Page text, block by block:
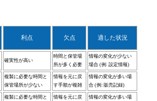
利点 欠点 適した状況
確実性が高い
時間と保管場
所が多く必要
情報の変化が少ない
場合 (例: 設定情報)
複製に必要な時間と
保管場所が少ない
情報を元に戻
す手順が複雑
情報の変化が多い場
合 (例: 販売記録)
複製に必要な時間と 情報を元に戻 情報の変化が多い場